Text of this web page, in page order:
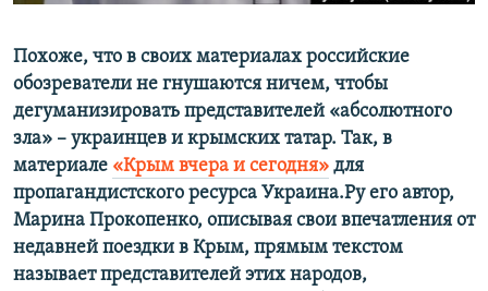
Похоже, что в своих материалах российские
обозреватели не гнушаются ничем, чтобы
дегуманизировать представителей «абсолютного
зла» – украинцев и крымских татар. Так, в
материале «Крым вчера и сегодня» для
пропагандистского ресурса Украина.Ру его автор,
Марина Прокопенко, описывая свои впечатления от
недавней поездки в Крым, прямым текстом
называет представителей этих народов,